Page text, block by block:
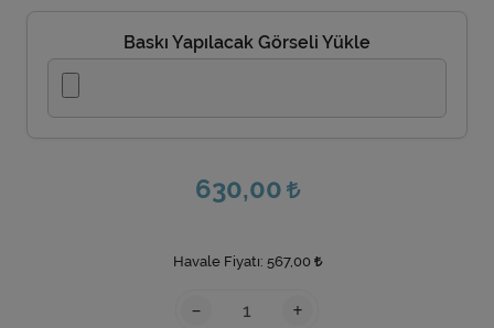
Baskı Yapılacak Görseli Yükle
630,00
Havale Fiyatı: 567,00
- +